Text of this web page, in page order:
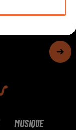
MUSIQUE